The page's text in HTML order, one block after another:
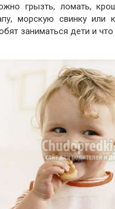
грызть, ломать,
морскую свинку или
заниматься дети и что